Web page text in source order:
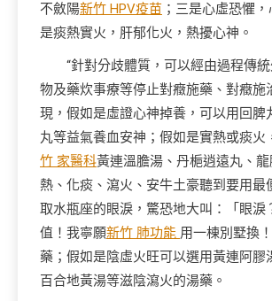
不斂陽新竹 HPV疫苗 ；三是心虛恐懼
是痰熱實火，肝郁化火，熱擾心神。
“針對分歧體質，可以經由過程傳
物及藥炊事療等停止對癥施藥、對癥施
現，假如是虛證心神掉養，可以用回脾
丸等益氣養血安神；假如是實熱或痰火
竹 家醫科黃連溫膽湯、丹梔逍遠丸、
熱、化痰、瀉火、安牛土豪聽到要用最
取水瓶座的眼淚，驚恐地大叫：「眼淚
值！我寧願新竹 肺功能 用一棟別墅換
藥；假如是陰虛火旺可以選用黃連阿膠
百合地黃湯等滋陰瀉火的湯藥。